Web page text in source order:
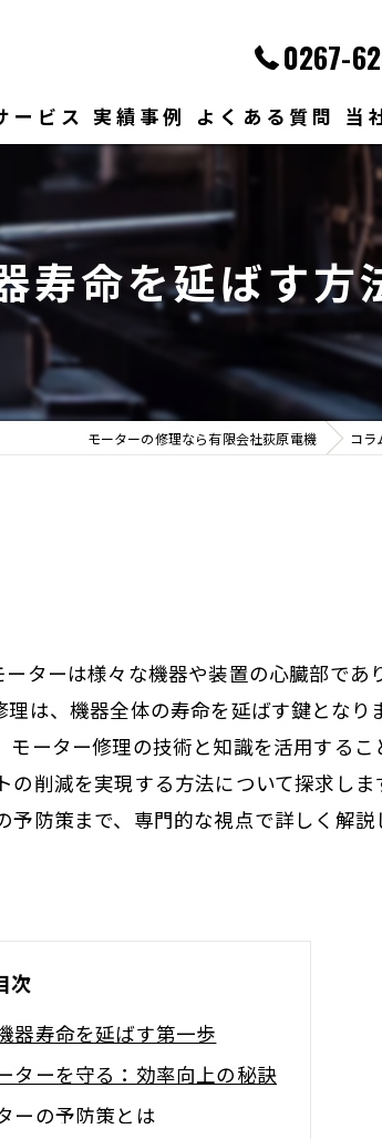
0267-
ービス 実績事例 よくある質問 当
販売
寿命を延ばす方
モーターの修理なら有限会社荻原電機 コラ
ターは様々な機器や装置の心臓部であ
は、機器全体の寿命を延ばす鍵となり
ーター修理の技術と知識を活用する
削減を実現する方法について探求しま
防策まで、専門的な視点で詳しく解
次
器寿命を延ばす第一歩
ターを守る：効率向上の秘訣
ーの予防策とは